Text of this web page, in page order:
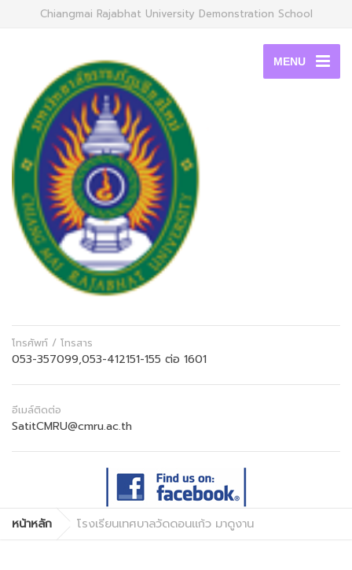
Chiangmai Rajabhat University Demonstration School
MENU
โทรศัพท์ / โทรสาร
053-357099,053-412151-155 ต่อ 1601
อีเมล์ติดต่อ
SatitCMRU@cmru.ac.th
หน้าหลัก โรงเรียนเทศบาลวัดดอนแก้ว มาดูงาน